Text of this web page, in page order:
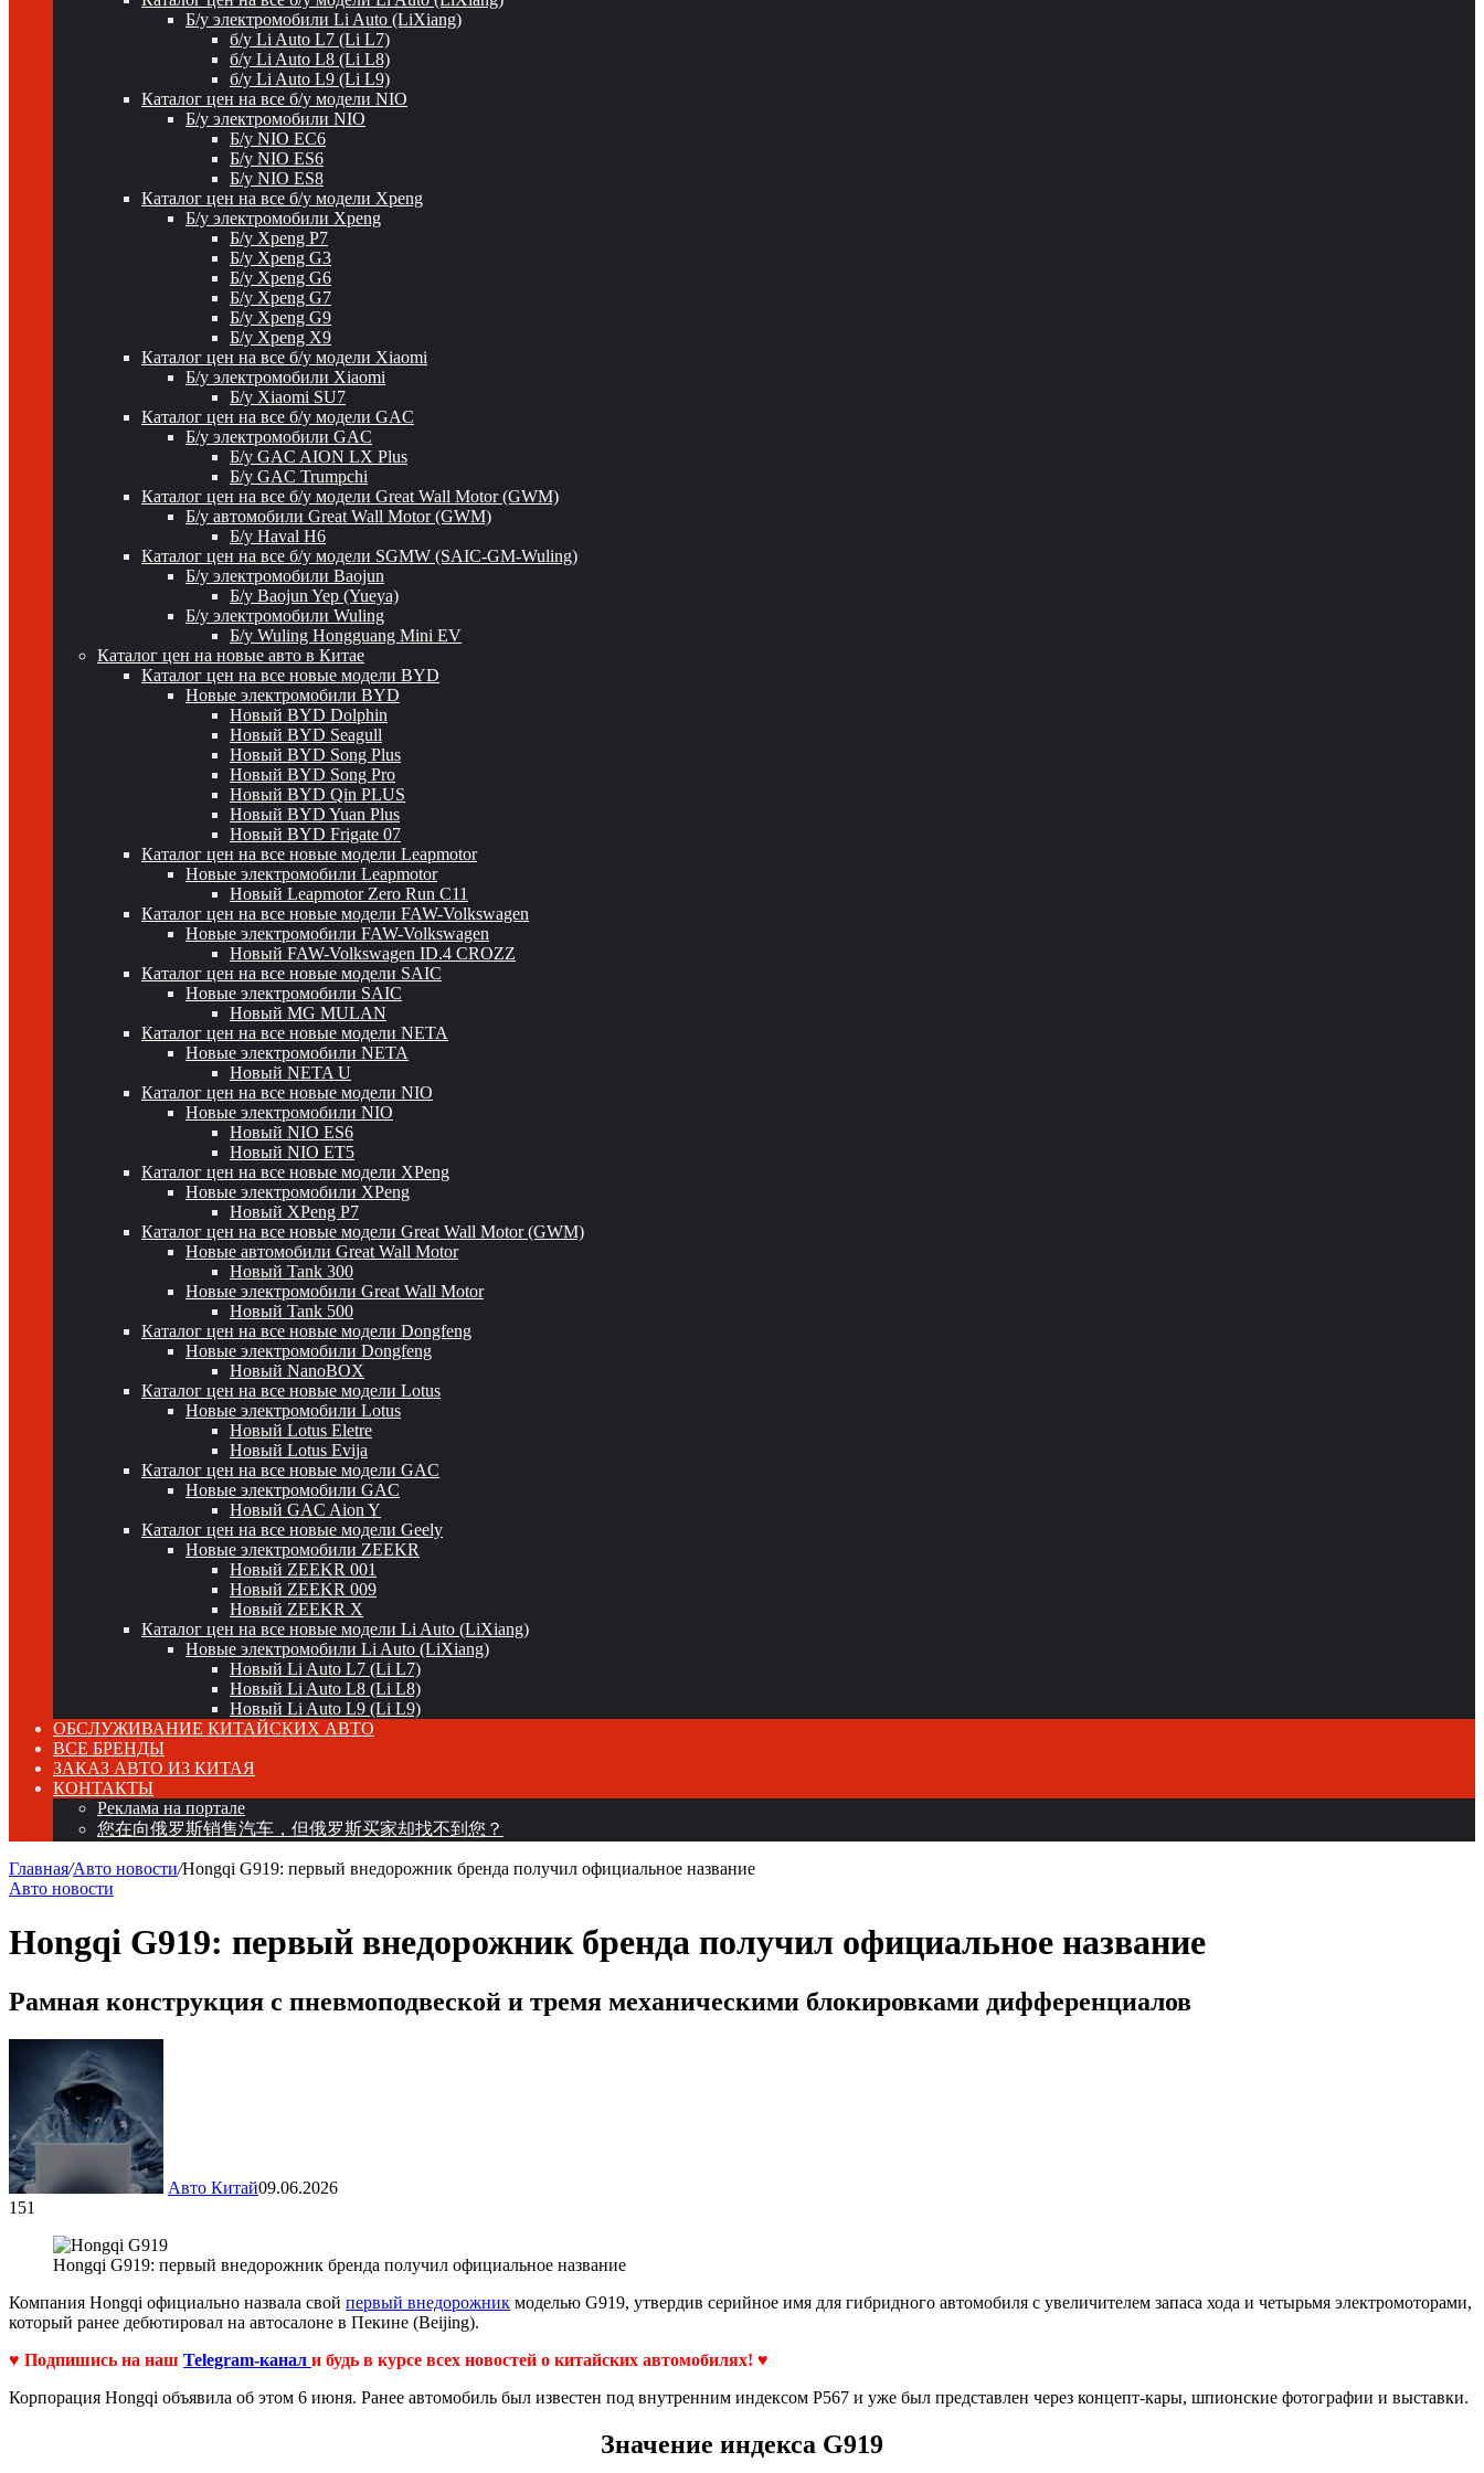
Б/у электромобили Li Auto (LiXiang)
б/у Li Auto L7 (Li L7)
б/у Li Auto L8 (Li L8)
б/у Li Auto L9 (Li L9)
Каталог цен на все б/у модели NIO
Б/у электромобили NIO
Б/у NIO EC6
Б/у NIO ES6
Б/у NIO ES8
Каталог цен на все б/у модели Xpeng
Б/у электромобили Xpeng
Б/у Xpeng P7
Б/у Xpeng G3
Б/у Xpeng G6
Б/у Xpeng G7
Б/у Xpeng G9
Б/у Xpeng X9
Каталог цен на все б/у модели Xiaomi
Б/у электромобили Xiaomi
Б/у Xiaomi SU7
Каталог цен на все б/у модели GAC
Б/у электромобили GAC
Б/у GAC AION LX Plus
Б/у GAC Trumpchi
Каталог цен на все б/у модели Great Wall Motor (GWM)
Б/у автомобили Great Wall Motor (GWM)
Б/у Haval H6
Каталог цен на все б/у модели SGMW (SAIC-GM-Wuling)
Б/у электромобили Baojun
Б/у Baojun Yep (Yueya)
Б/у электромобили Wuling
Б/у Wuling Hongguang Mini EV
Каталог цен на новые авто в Китае
Каталог цен на все новые модели BYD
Новые электромобили BYD
Новый BYD Dolphin
Новый BYD Seagull
Новый BYD Song Plus
Новый BYD Song Pro
Новый BYD Qin PLUS
Новый BYD Yuan Plus
Новый BYD Frigate 07
Каталог цен на все новые модели Leapmotor
Новые электромобили Leapmotor
Новый Leapmotor Zero Run C11
Каталог цен на все новые модели FAW-Volkswagen
Новые электромобили FAW-Volkswagen
Новый FAW-Volkswagen ID.4 CROZZ
Каталог цен на все новые модели SAIC
Новые электромобили SAIC
Новый MG MULAN
Каталог цен на все новые модели NETA
Новые электромобили NETA
Новый NETA U
Каталог цен на все новые модели NIO
Новые электромобили NIO
Новый NIO ES6
Новый NIO ET5
Каталог цен на все новые модели XPeng
Новые электромобили XPeng
Новый XPeng P7
Каталог цен на все новые модели Great Wall Motor (GWM)
Новые автомобили Great Wall Motor
Новый Tank 300
Новые электромобили Great Wall Motor
Новый Tank 500
Каталог цен на все новые модели Dongfeng
Новые электромобили Dongfeng
Новый NanoBOX
Каталог цен на все новые модели Lotus
Новые электромобили Lotus
Новый Lotus Eletre
Новый Lotus Evija
Каталог цен на все новые модели GAC
Новые электромобили GAC
Новый GAC Aion Y
Каталог цен на все новые модели Geely
Новые электромобили ZEEKR
Новый ZEEKR 001
Новый ZEEKR 009
Новый ZEEKR X
Каталог цен на все новые модели Li Auto (LiXiang)
Новые электромобили Li Auto (LiXiang)
Новый Li Auto L7 (Li L7)
Новый Li Auto L8 (Li L8)
Новый Li Auto L9 (Li L9)
ОБСЛУЖИВАНИЕ КИТАЙСКИХ АВТО
ВСЕ БРЕНДЫ
ЗАКАЗ АВТО ИЗ КИТАЯ
КОНТАКТЫ
Реклама на портале
您在向俄罗斯销售汽车，但俄罗斯买家却找不到您？
Главная/Авто новости/Hongqi G919: первый внедорожник бренда получил официальное название
Авто новости
Hongqi G919: первый внедорожник бренда получил официальное название
Рамная конструкция с пневмоподвеской и тремя механическими блокировками дифференциалов
Авто Китай09.06.2026
151
Hongqi G919: первый внедорожник бренда получил официальное название
Компания Hongqi официально назвала свой первый внедорожник моделью G919, утвердив серийное имя для гибридного автомобиля с увеличителем запаса хода и четырьмя электромоторами,
который ранее дебютировал на автосалоне в Пекине (Beijing).
♥ Подпишись на наш Telegram-канал и будь в курсе всех новостей о китайских автомобилях! ♥
Корпорация Hongqi объявила об этом 6 июня. Ранее автомобиль был известен под внутренним индексом P567 и уже был представлен через концепт-кары, шпионские фотографии и выставки.
Значение индекса G919